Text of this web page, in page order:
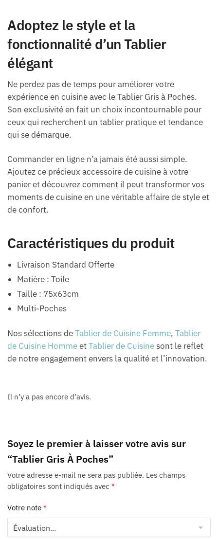
Adoptez le style et la
fonctionnalité d’un Tablier
élégant
Ne perdez pas de temps pour améliorer votre
expérience en cuisine avec le Tablier Gris à Poches.
Son exclusivité en fait un choix incontournable pour
ceux qui recherchent un tablier pratique et tendance
qui se démarque.
Commander en ligne n’a jamais été aussi simple.
Ajoutez ce précieux accessoire de cuisine à votre
panier et découvrez comment il peut transformer vos
moments de cuisine en une véritable affaire de style et
de confort.
Caractéristiques du produit
Livraison Standard Offerte
Matière : Toile
Taille : 75x63cm
Multi-Poches
Nos sélections deTablier de Cuisine Femme, Tablier
de Cuisine HommeetTablier de Cuisinesont le reflet
de notre engagement envers la qualité et l’innovation.
Il n’y a pas encore d’avis.
Soyez le premier à laisser votre avis sur
“Tablier Gris À Poches”
Votre adresse e-mail ne sera pas publiée. Les champs
obligatoires sont indiqués avec *
Votre note *